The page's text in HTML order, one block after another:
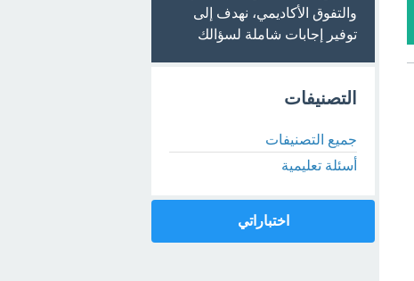
والتفوق الأكاديمي، نهدف إلى
توفير إجابات شاملة لسؤالك
التصنيفات
جميع التصنيفات
أسئلة تعليمية
اختباراتي